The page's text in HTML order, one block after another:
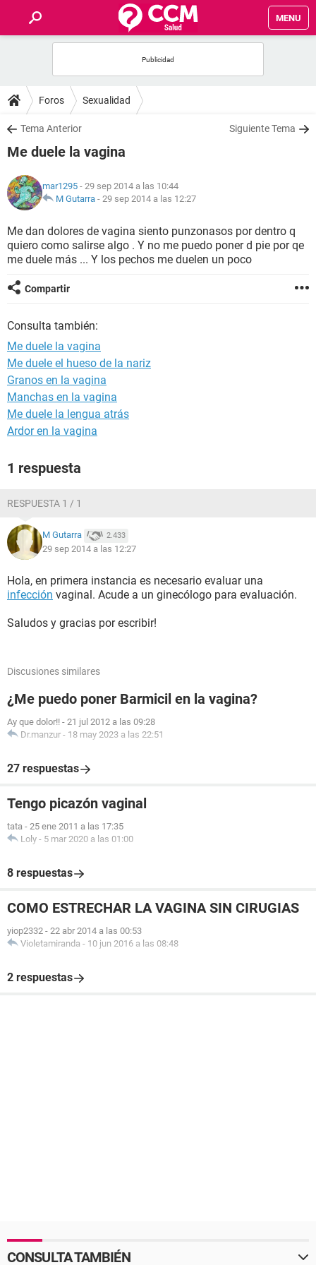
MENU
FOROS
SALUD
NUTRICIÓN
BIENESTAR
Foros Sexualidad
Tema Anterior Siguiente Tema
Me duele la vagina
mar1295 - 29 sep 2014 a las 10:44
M Gutarra - 29 sep 2014 a las 12:27
Me dan dolores de vagina siento punzonasos por dentro q
quiero como salirse algo . Y no me puedo poner d pie por qe
me duele más ... Y los pechos me duelen un poco
Compartir
Consulta también:
Me duele la vagina
Me duele el hueso de la nariz
Granos en la vagina
Manchas en la vagina
Me duele la lengua atrás
Ardor en la vagina
1 respuesta
RESPUESTA 1 / 1
M Gutarra 2.433
29 sep 2014 a las 12:27
Hola, en primera instancia es necesario evaluar una
infección vaginal. Acude a un ginecólogo para evaluación.
Saludos y gracias por escribir!
Discusiones similares
¿Me puedo poner Barmicil en la vagina?
Ay que dolor!! - 21 jul 2012 a las 09:28
Dr.manzur - 18 may 2023 a las 22:51
27 respuestas
Tengo picazón vaginal
tata - 25 ene 2011 a las 17:35
Loly - 5 mar 2020 a las 01:00
8 respuestas
COMO ESTRECHAR LA VAGINA SIN CIRUGIAS
yiop2332 - 22 abr 2014 a las 00:53
Violetamiranda - 10 jun 2016 a las 08:48
2 respuestas
CONSULTA TAMBIÉN